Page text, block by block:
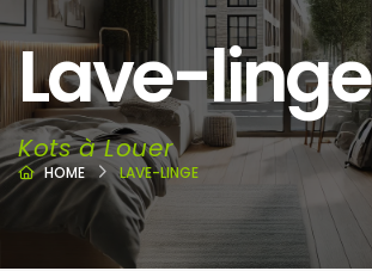
Lave-linge
Kots à Louer
HOME LAVE-LINGE